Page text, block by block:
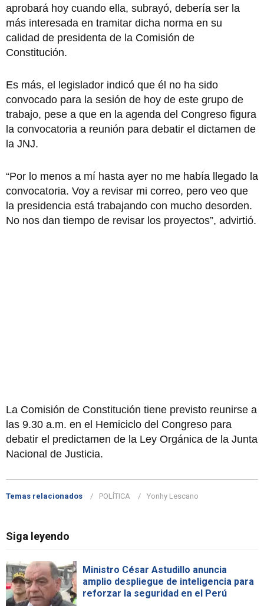
aprobará hoy cuando ella, subrayó, debería ser la
más interesada en tramitar dicha norma en su
calidad de presidenta de la Comisión de
Constitución.
Es más, el legislador indicó que él no ha sido
convocado para la sesión de hoy de este grupo de
trabajo, pese a que en la agenda del Congreso figura
la convocatoria a reunión para debatir el dictamen de
la JNJ.
“Por lo menos a mí hasta ayer no me había llegado la
convocatoria. Voy a revisar mi correo, pero veo que
la presidencia está trabajando con mucho desorden.
No nos dan tiempo de revisar los proyectos”, advirtió.
La Comisión de Constitución tiene previsto reunirse a
las 9.30 a.m. en el Hemiciclo del Congreso para
debatir el predictamen de la Ley Orgánica de la Junta
Nacional de Justicia.
Temas relacionados POLÍTICA Yonhy Lescano
Siga leyendo
Ministro César Astudillo anuncia
amplio despliegue de inteligencia para
reforzar la seguridad en el Perú